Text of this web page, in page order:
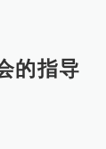
的指导